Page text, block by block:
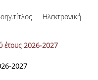
Ηλεκτρονική
έτους 2026-2027
2027